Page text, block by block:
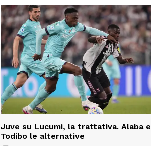
Juve su Lucumi, la trattativa. Alaba e
Todibo le alternative